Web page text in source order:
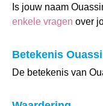
Is jouw naam
enkele vragen over
Betekenis
De betekenis van